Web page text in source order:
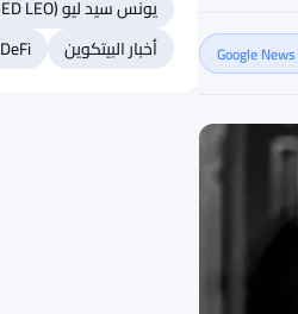
يونس سيد ليو (UNUS SED LEO) (LEO)
أخبار البيتكوين
DeFi و NFT